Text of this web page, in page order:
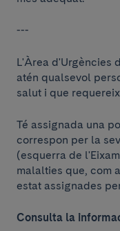
---
L'Àrea d'Urgències
atén qualsevol
salut i que
Té assignada una
correspon per la
(esquerra de
malalties que, com
estat assignades
Consulta la